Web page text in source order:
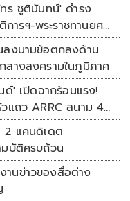
ร ชูตินันทน์' ดำรง
ารฯ-พระราชทานยศ
ลงนามข้อตกลงด้าน
ลางสงครามในภูมิภาค
ด์' เปิดฉากร้อนแรง!
แถว ARRC สนาม 4
2 แคนดิเดต
บัติครบถ้วน
านข่าวของสื่อต่าง